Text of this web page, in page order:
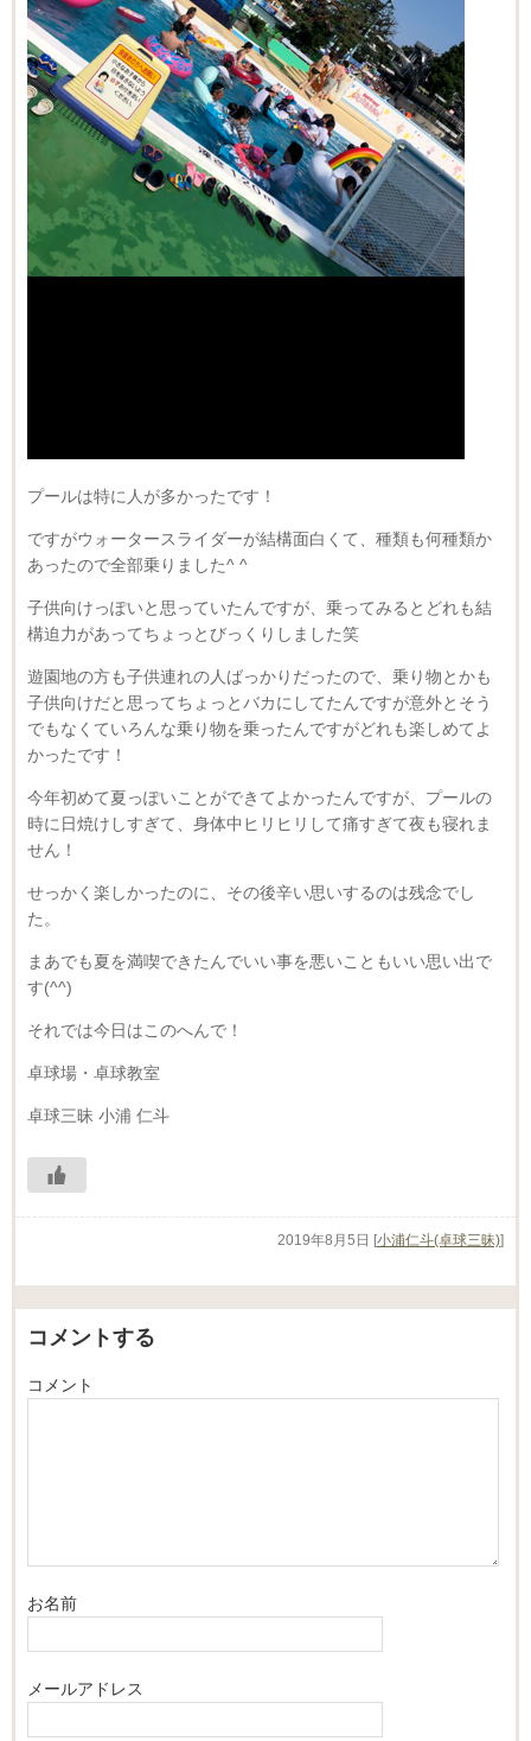
プールは特に人が多かったです！
ですがウォータースライダーが結構面白くて、種類も何種類か
あったので全部乗りました^ ^
子供向けっぽいと思っていたんですが、乗ってみるとどれも結
構迫力があってちょっとびっくりしました笑
遊園地の方も子供連れの人ばっかりだったので、乗り物とかも
子供向けだと思ってちょっとバカにしてたんですが意外とそう
でもなくていろんな乗り物を乗ったんですがどれも楽しめてよ
かったです！
今年初めて夏っぽいことができてよかったんですが、プールの
時に日焼けしすぎて、身体中ヒリヒリして痛すぎて夜も寝れま
せん！
せっかく楽しかったのに、その後辛い思いするのは残念でし
た。
まあでも夏を満喫できたんでいい事を悪いこともいい思い出で
す(^^)
それでは今日はこのへんで！
卓球場・卓球教室
卓球三昧 小浦 仁斗
2019年8月5日 [小浦仁斗(卓球三昧)]
コメントする
コメント
お名前
メールアドレス